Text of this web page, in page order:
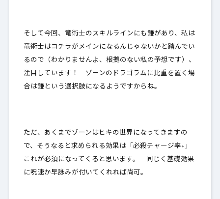
そして今回、竜術士のスキルラインにも鎌があり、私は
竜術士はコチラがメインになるんじゃないかと踏んでい
るので（わかりませんよ、根拠のない私の予想です）、
注目しています！ ゾーンのドラゴラムに比重を置く場
合は鎌という選択肢になるようですからね。
ただ、あくまでゾーンはヒキの世界になってきますの
で、そうなると求められる効果は「必殺チャージ率+」
これが必須になってくると思います。 同じく基礎効果
に呪速か早詠みが付いてくれれば尚可。